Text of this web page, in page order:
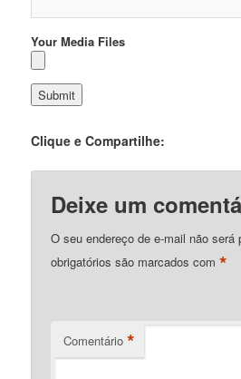
Your Media Files
Clique e Compartilhe:
Deixe um
O seu endereço de e-mail não será
obrigatórios são marcados com*
Comentário *